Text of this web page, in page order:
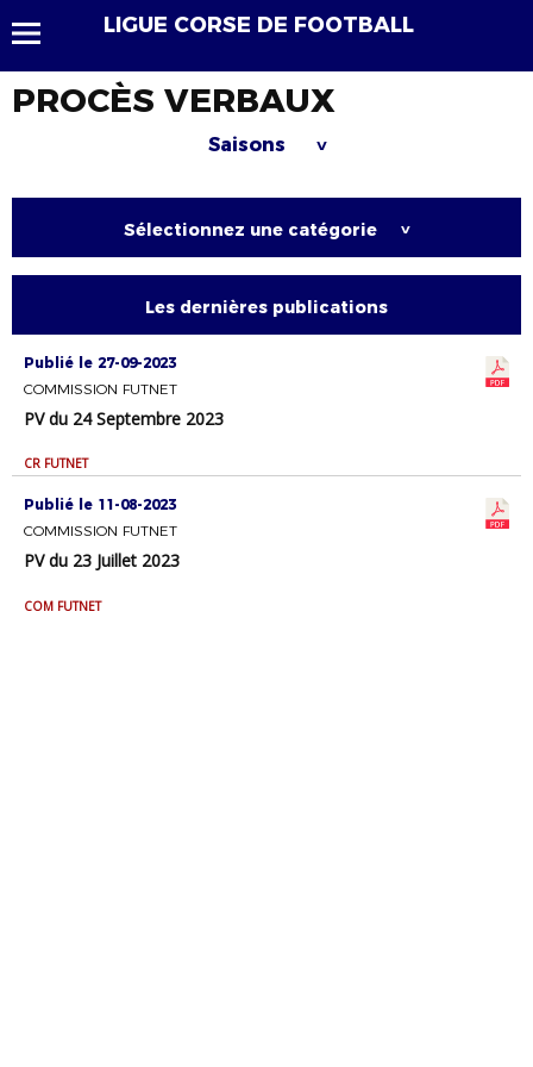
LIGUE CORSE DE FOOTBALL
PROCÈS VERBAUX
Saisons >
Sélectionnez une catégorie >
Les dernières publications
Publié le 27-09-2023
COMMISSION FUTNET
PV du 24 Septembre 2023
CR FUTNET
Publié le 11-08-2023
COMMISSION FUTNET
PV du 23 Juillet 2023
COM FUTNET